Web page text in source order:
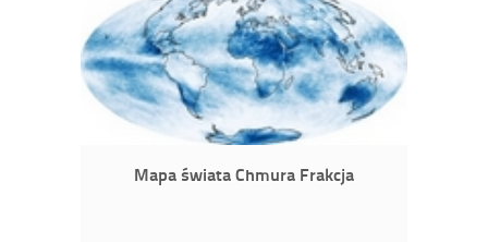
Mapa świata Chmura Frakcja